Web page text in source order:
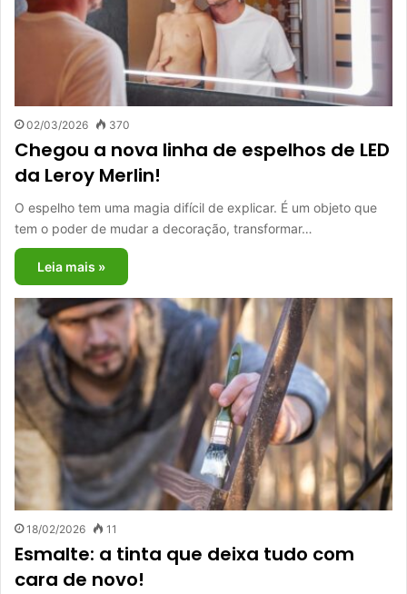
02/03/2026 370
Chegou a nova linha de espelhos de LED
da Leroy Merlin!
O espelho tem uma magia difícil de explicar. É um objeto que
tem o poder de mudar a decoração, transformar…
Leia mais »
18/02/2026 11
Esmalte: a tinta que deixa tudo com
cara de novo!